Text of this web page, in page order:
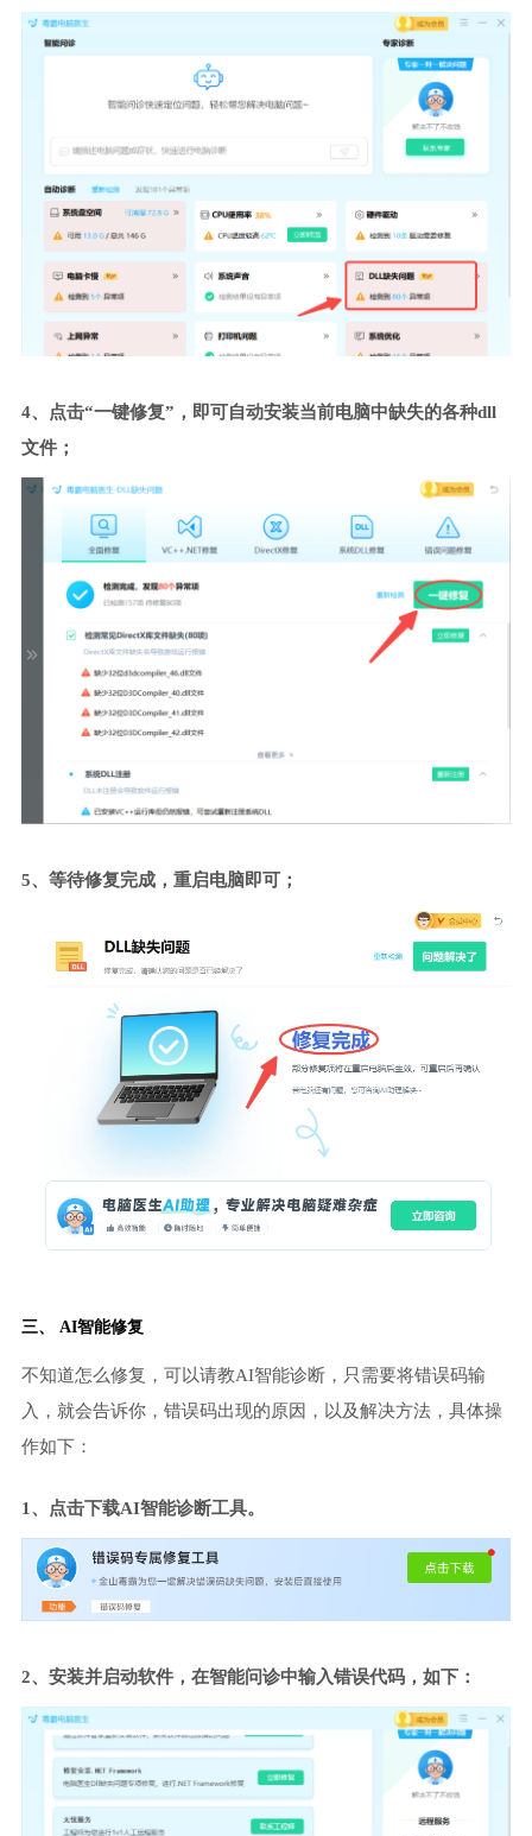
4、点击“一键修复”，即可自动安装当前电脑中缺失的各种dll
文件；
5、等待修复完成，重启电脑即可；
三、 AI智能修复
不知道怎么修复，可以请教AI智能诊断，只需要将错误码输
入，就会告诉你，错误码出现的原因，以及解决方法，具体操
作如下：
1、点击下载AI智能诊断工具。
2、安装并启动软件，在智能问诊中输入错误代码，如下：